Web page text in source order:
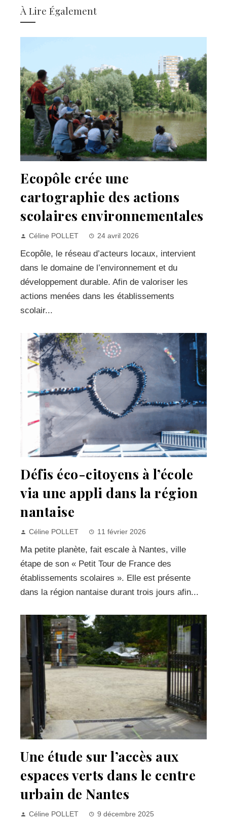
À Lire Également
Ecopôle crée une
cartographie des actions
scolaires environnementales
Céline POLLET 24 avril 2026
Ecopôle, le réseau d’acteurs locaux, intervient
dans le domaine de l’environnement et du
développement durable. Afin de valoriser les
actions menées dans les établissements
scolair...
Défis éco-citoyens à l’école
via une appli dans la région
nantaise
Céline POLLET 11 février 2026
Ma petite planète, fait escale à Nantes, ville
étape de son « Petit Tour de France des
établissements scolaires ». Elle est présente
dans la région nantaise durant trois jours afin...
Une étude sur l’accès aux
espaces verts dans le centre
urbain de Nantes
Céline POLLET 9 décembre 2025